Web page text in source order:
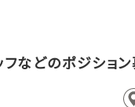
などのポジション